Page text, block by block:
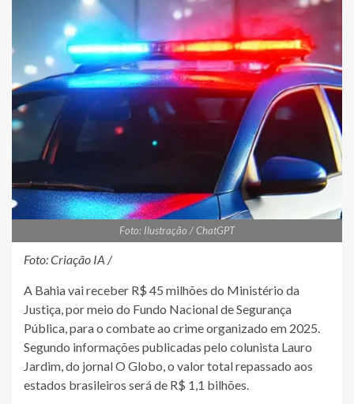
Foto: Ilustração / ChatGPT
Foto: Criação IA /
A Bahia vai receber R$ 45 milhões do Ministério da
Justiça, por meio do Fundo Nacional de Segurança
Pública, para o combate ao crime organizado em 2025.
Segundo informações publicadas pelo colunista Lauro
Jardim, do jornal O Globo, o valor total repassado aos
estados brasileiros será de R$ 1,1 bilhões.